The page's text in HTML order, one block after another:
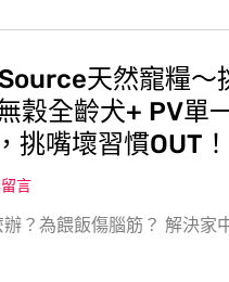
天然寵糧〜
穀全齡犬+ PV單
挑嘴壞習慣OUT！
言
？為餵飯傷腦筋？ 解決家